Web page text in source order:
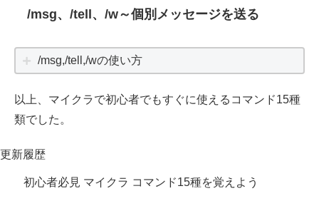
/msg、/tell、/w～個別メッセージを送る
/msg,/tell,/wの使い方
以上、マイクラで初心者でもすぐに使えるコマンド15種
類でした。
更新履歴
初心者必見 マイクラ コマンド15種を覚えよう